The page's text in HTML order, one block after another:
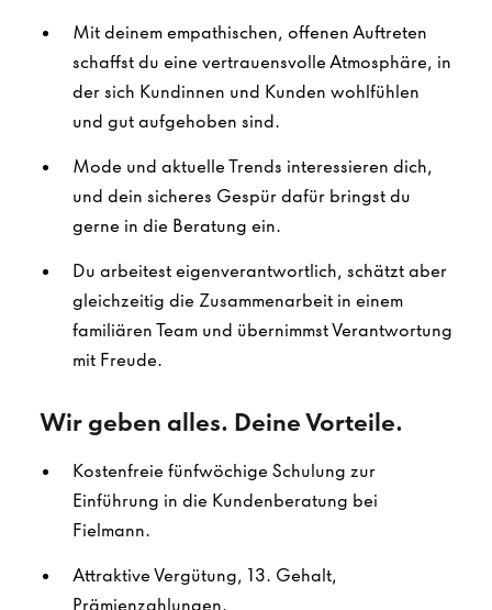
Mit deinem empathischen, offenen Auftreten
schaffst du eine vertrauensvolle Atmosphäre, in
der sich Kundinnen und Kunden wohlfühlen
und gut aufgehoben sind.
Mode und aktuelle Trends interessieren dich,
und dein sicheres Gespür dafür bringst du
gerne in die Beratung ein.
Du arbeitest eigenverantwortlich, schätzt aber
gleichzeitig die Zusammenarbeit in einem
familiären Team und übernimmst Verantwortung
mit Freude.
Wir geben alles. Deine Vorteile.
Kostenfreie fünfwöchige Schulung zur
Einführung in die Kundenberatung bei
Fielmann.
Attraktive Vergütung, 13. Gehalt,
Prämienzahlungen.